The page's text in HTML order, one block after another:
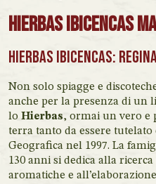
Hierbas Ibicencas
Hierbas Ibicencas:
Non solo spiagge e
anche per la presenza di un
lo Hierbas, ormai un vero e
terra tanto da essere
Geografica nel 1997. La
130 anni si dedica alla
aromatiche e